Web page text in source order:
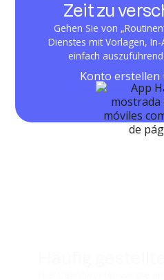
Zeit zu
Gehen Sie von
Dienstes mit Vorlagen,
einfach
Konto erstellen